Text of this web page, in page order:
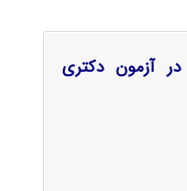
آزمون دکتری